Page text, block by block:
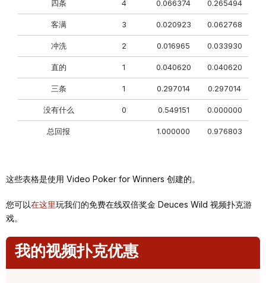
四条 4 0.066374 0.265494
客满 3 0.020923 0.062768
冲洗 2 0.016965 0.033930
直的 1 0.040620 0.040620
三条 1 0.297014 0.297014
没有什么 0 0.549151 0.000000
总回报 1.000000 0.976803
这些表格是使用 Video Poker for Winners 创建的。
您可以在这里玩我们的免费在线双倍奖金 Deuces Wild 视频扑克游
戏。
我的视频扑克优惠